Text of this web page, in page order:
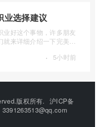
业选择建议
业好这个事物，许多朋友
来详细介绍一下完美世
· 5小时前
版权所有. 沪ICP备
3391263513@qq.com